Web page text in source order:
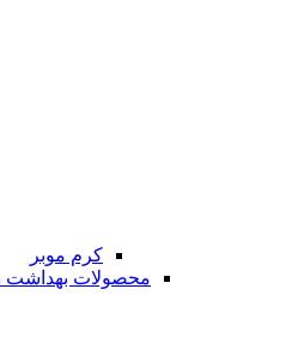
کرم موبر
محصولات بهداشت